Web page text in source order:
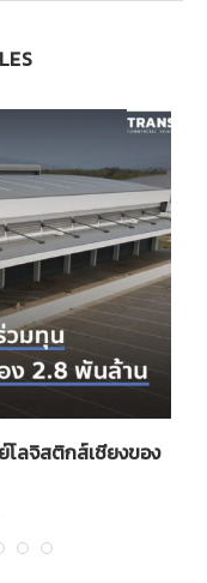
ลจิสติกส์เชียงของ